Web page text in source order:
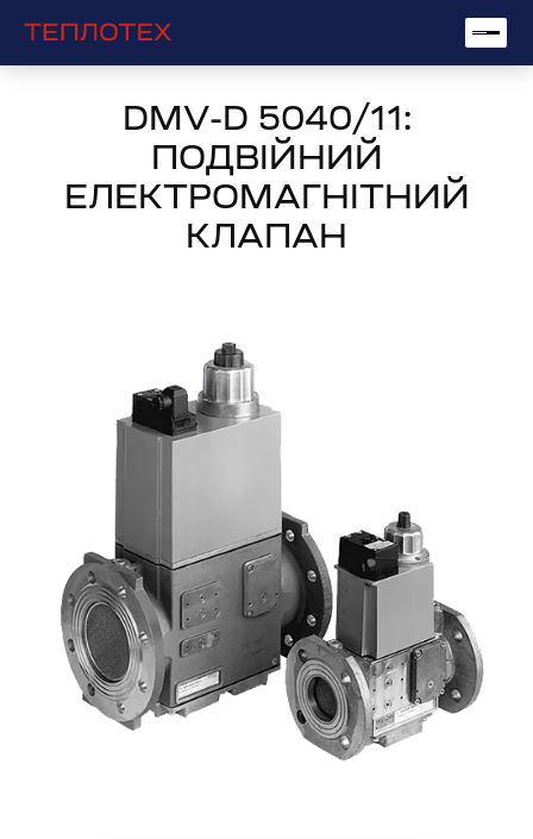
DMV-D 5040/11:
ПОДВІЙНИЙ
ЕЛЕКТРОМАГНІТНИЙ
КЛАПАН